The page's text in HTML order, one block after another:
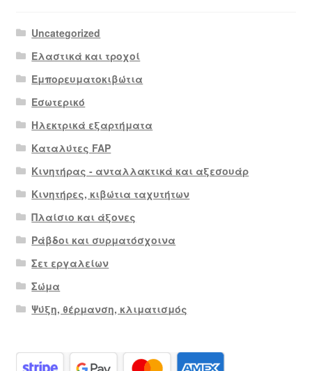
Uncategorized
Ελαστικά και τροχοί
Εμπορευματοκιβώτια
Εσωτερικό
Ηλεκτρικά εξαρτήματα
Καταλύτες FAP
Κινητήρας - ανταλλακτικά και αξεσουάρ
Κινητήρες, κιβώτια ταχυτήτων
Πλαίσιο και άξονες
Ράβδοι και συρματόσχοινα
Σετ εργαλείων
Σώμα
Ψύξη, θέρμανση, κλιματισμός